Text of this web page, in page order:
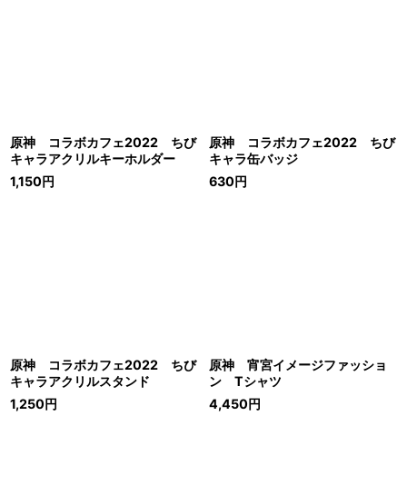
原神 コラボカフェ2022 ちび
キャラアクリルキーホルダー
1,150円
原神 コラボカフェ2022 ちび
キャラ缶バッジ
630円
原神 コラボカフェ2022 ちび
キャラアクリルスタンド
1,250円
原神 宵宮イメージファッショ
ン Tシャツ
4,450円